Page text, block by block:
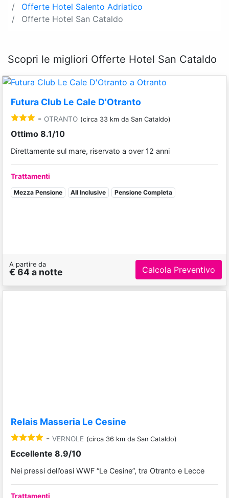
Offerte Hotel Salento Adriatico
Offerte Hotel San Cataldo
Scopri le migliori Offerte Hotel San Cataldo
Futura Club Le Cale D'Otranto
- OTRANTO (circa 33 km da San Cataldo)
Ottimo 8.1/10
Direttamente sul mare, riservato a over 12 anni
Trattamenti
Mezza Pensione All Inclusive Pensione Completa
A partire da
€ 64 a notte Calcola Preventivo
€ 115 a notte Calcola Preventivo